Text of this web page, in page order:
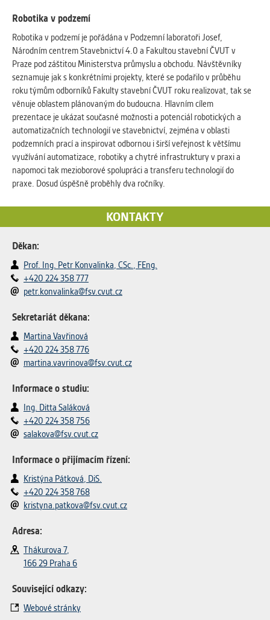
Robotika v podzemí
Robotika v podzemí je pořádána v Podzemní laboratoři Josef,
Národním centrem Stavebnictví 4.0 a Fakultou stavební ČVUT v
Praze pod záštitou Ministerstva průmyslu a obchodu. Návštěvníky
seznamuje jak s konkrétními projekty, které se podařilo v průběhu
roku týmům odborníků Fakulty stavební ČVUT roku realizovat, tak se
věnuje oblastem plánovaným do budoucna. Hlavním cílem
prezentace je ukázat současné možnosti a potenciál robotických a
automatizačních technologií ve stavebnictví, zejména v oblasti
podzemních prací a inspirovat odbornou i širší veřejnost k většímu
využívání automatizace, robotiky a chytré infrastruktury v praxi a
napomoci tak mezioborové spolupráci a transferu technologií do
praxe. Dosud úspěšně proběhly dva ročníky.
KONTAKTY
Děkan:
Prof. Ing. Petr Konvalinka, CSc., FEng.
+420 224 358 777
petr.konvalinka@fsv.cvut.cz
Sekretariát děkana:
Martina Vavřinová
+420 224 358 776
martina.vavrinova@fsv.cvut.cz
Informace o studiu:
Ing. Ditta Saláková
+420 224 358 756
salakova@fsv.cvut.cz
Informace o přijímacím řízení:
Kristýna Pátková, DiS.
+420 224 358 768
kristyna.patkova@fsv.cvut.cz
Adresa:
Thákurova 7,
166 29 Praha 6
Související odkazy:
Webové stránky